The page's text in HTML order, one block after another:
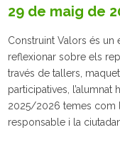
29 de maig de
Construint Valors és un
reflexionar sobre els
través de tallers,
participatives, l’alumnat
2025/2026 temes com
responsable i la